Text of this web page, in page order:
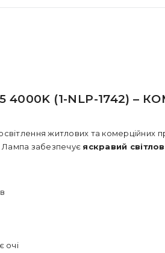
4000K (1-NLP-1742) –
житлових та комерційних
Лампа забезпечує яскравий
очі